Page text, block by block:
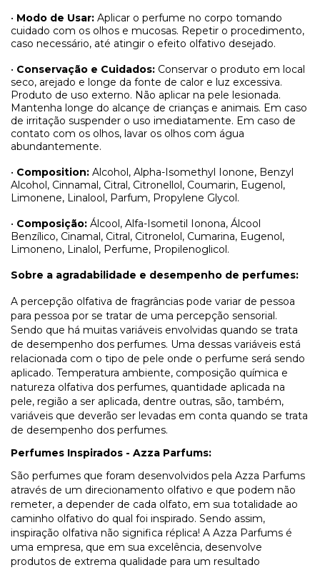
• Modo de Usar: Aplicar o perfume no corpo tomando
cuidado com os olhos e mucosas. Repetir o procedimento,
caso necessário, até atingir o efeito olfativo desejado.
• Conservação e Cuidados: Conservar o produto em local
seco, arejado e longe da fonte de calor e luz excessiva.
Produto de uso externo. Não aplicar na pele lesionada.
Mantenha longe do alcançe de crianças e animais. Em caso
de irritação suspender o uso imediatamente. Em caso de
contato com os olhos, lavar os olhos com água
abundantemente.
• Composition: Alcohol, Alpha-Isomethyl Ionone, Benzyl
Alcohol, Cinnamal, Citral, Citronellol, Coumarin, Eugenol,
Limonene, Linalool, Parfum, Propylene Glycol.
• Composição: Álcool, Alfa-Isometil Ionona, Álcool
Benzílico, Cinamal, Citral, Citronelol, Cumarina, Eugenol,
Limoneno, Linalol, Perfume, Propilenoglicol.
Sobre a agradabilidade e desempenho de perfumes:
A percepção olfativa de fragrâncias pode variar de pessoa
para pessoa por se tratar de uma percepção sensorial.
Sendo que há muitas variáveis envolvidas quando se trata
de desempenho dos perfumes. Uma dessas variáveis está
relacionada com o tipo de pele onde o perfume será sendo
aplicado. Temperatura ambiente, composição química e
natureza olfativa dos perfumes, quantidade aplicada na
pele, região a ser aplicada, dentre outras, são, também,
variáveis que deverão ser levadas em conta quando se trata
de desempenho dos perfumes.
Perfumes Inspirados - Azza Parfums:
São perfumes que foram desenvolvidos pela Azza Parfums
através de um direcionamento olfativo e que podem não
remeter, a depender de cada olfato, em sua totalidade ao
caminho olfativo do qual foi inspirado. Sendo assim,
inspiração olfativa não significa réplica! A Azza Parfums é
uma empresa, que em sua excelência, desenvolve
produtos de extrema qualidade para um resultado